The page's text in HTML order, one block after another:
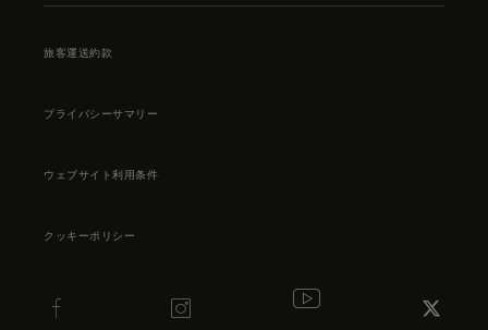
旅客運送約款
プライバシーサマリー
ウェブサイト利用条件
クッキーポリシー